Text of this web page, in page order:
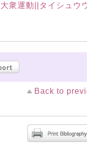
大衆運動||タイシュウ
Back to